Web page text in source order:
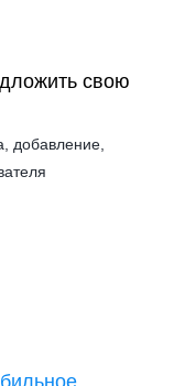
свою
добавление,